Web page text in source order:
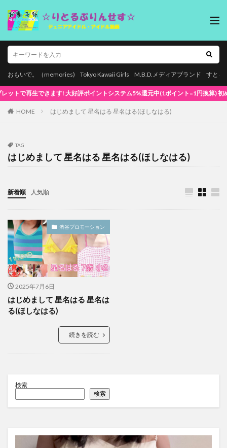
おもいで。（memories) Tokyo Kawaii Girls M.B.D.メディアブランド すとろ
ます! 大好評ポイントシステム5%還元中(1ポイント=1円換算) 初めてでも安心
HOME はじめまして 星名はる 星名はる(ほしなはる)
TAG
はじめまして 星名はる 星名はる(ほしなはる)
新着順 人気順
渋谷プロモーション
2025年7月6日
はじめまして 星名はる 星名は
る(ほしなはる)
続きを読む
検索
検索